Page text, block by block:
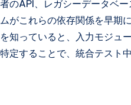
のAPI、レガシーデータベ
がこれらの依存関係を早期
知っていると、入力モジュ
定することで、統合テスト